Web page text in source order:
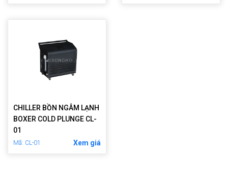
CHILLER BỒN NGÂM LẠNH
BOXER COLD PLUNGE CL-
01
Mã: CL-01 Xem giá